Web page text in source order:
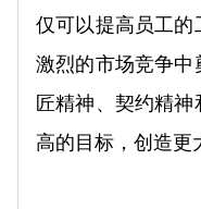
仅可以提高员工
激烈的市场竞争
匠精神、契约精
高的目标，创造更